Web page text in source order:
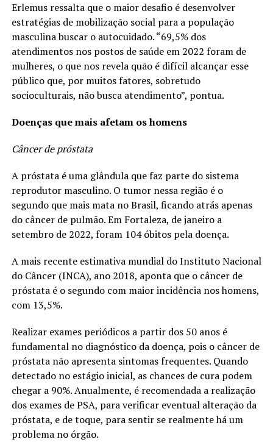
Erlemus ressalta que o maior desafio é desenvolver
estratégias de mobilização social para a população
masculina buscar o autocuidado. “69,5% dos
atendimentos nos postos de saúde em 2022 foram de
mulheres, o que nos revela quão é difícil alcançar esse
público que, por muitos fatores, sobretudo
socioculturais, não busca atendimento”, pontua.
Doenças que mais afetam os homens
Câncer de próstata
A próstata é uma glândula que faz parte do sistema
reprodutor masculino. O tumor nessa região é o
segundo que mais mata no Brasil, ficando atrás apenas
do câncer de pulmão. Em Fortaleza, de janeiro a
setembro de 2022, foram 104 óbitos pela doença.
A mais recente estimativa mundial do Instituto Nacional
do Câncer (INCA), ano 2018, aponta que o câncer de
próstata é o segundo com maior incidência nos homens,
com 13,5%.
Realizar exames periódicos a partir dos 50 anos é
fundamental no diagnóstico da doença, pois o câncer de
próstata não apresenta sintomas frequentes. Quando
detectado no estágio inicial, as chances de cura podem
chegar a 90%. Anualmente, é recomendada a realização
dos exames de PSA, para verificar eventual alteração da
próstata, e de toque, para sentir se realmente há um
problema no órgão.